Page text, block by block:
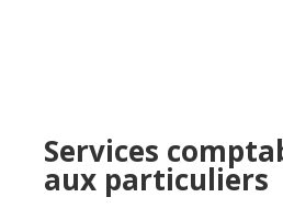
Services
aux particuliers